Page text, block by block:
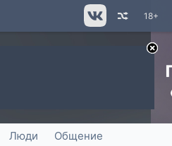
18+
Люди Общение